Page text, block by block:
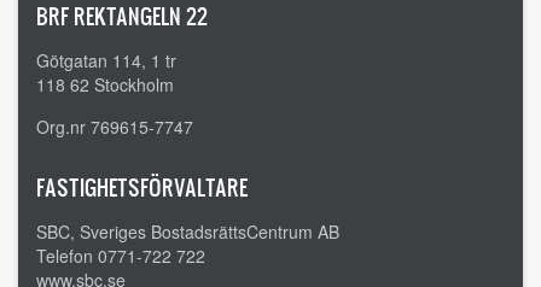
BRF REKTANGELN 22
Götgatan 114, 1 tr
118 62 Stockholm
Org.nr 769615-7747
FASTIGHETSFÖRVALTARE
SBC, Sveriges BostadsrättsCentrum AB
Telefon 0771-722 722
www.sbc.se